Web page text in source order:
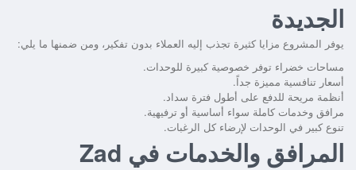
الجديدة
يوفر المشروع مزايا كثيرة تجذب إليه العملاء بدون تفكير، ومن ضمنها ما يلي:
مساحات خضراء توفر خصوصية كبيرة للوحدات.
أسعار تنافسية مميزة جداً.
أنظمة مريحة للدفع على أطول فترة سداد.
مرافق وخدمات كاملة سواء أساسية أو ترفيهية.
تنوع كبير في الوحدات لإرضاء كل الرغبات.
المرافق والخدمات في Zad